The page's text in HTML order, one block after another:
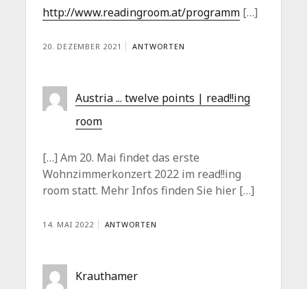
http://www.readingroom.at/programm […]
20. DEZEMBER 2021 ANTWORTEN
Austria ... twelve points | read!!ing
room
[…] Am 20. Mai findet das erste
Wohnzimmerkonzert 2022 im read!!ing
room statt. Mehr Infos finden Sie hier […]
14. MAI 2022 ANTWORTEN
Krauthamer